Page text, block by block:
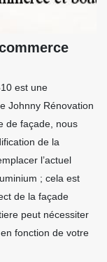
est une
Johnny Rénovation
de façade, nous
de la
l’actuel
; cela est
de la façade
peut nécessiter
fonction de votre